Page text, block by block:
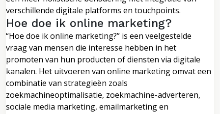
verschillende digitale platforms en touchpoints.
Hoe doe ik online marketing?
“Hoe doe ik online marketing?” is een veelgestelde
vraag van mensen die interesse hebben in het
promoten van hun producten of diensten via digitale
kanalen. Het uitvoeren van online marketing omvat een
combinatie van strategieën zoals
zoekmachineoptimalisatie, zoekmachine-adverteren,
sociale media marketing, emailmarketing en